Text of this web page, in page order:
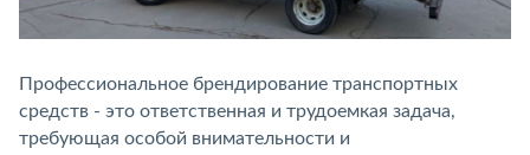
Профессиональное брендирование транспортных
средств - это ответственная и трудоемкая задача,
требующая особой внимательности и